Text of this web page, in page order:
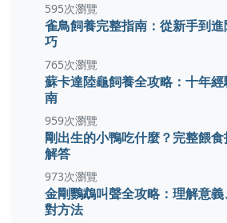
595次瀏覽
雀鳥飼養完整指南：從新手到
巧
765次瀏覽
蘇卡達陸龜飼養全攻略：十年
南
959次瀏覽
剛出生的小鴨吃什麼？完整餵
解答
973次瀏覽
金剛鸚鵡叫聲全攻略：理解意
對方法